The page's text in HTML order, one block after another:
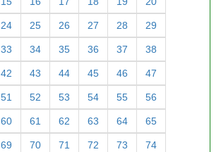
24 25 26 27 28 29
33 34 35 36 37 38
42 43 44 45 46 47
51 52 53 54 55 56
60 61 62 63 64 65
69 70 71 72 73 74